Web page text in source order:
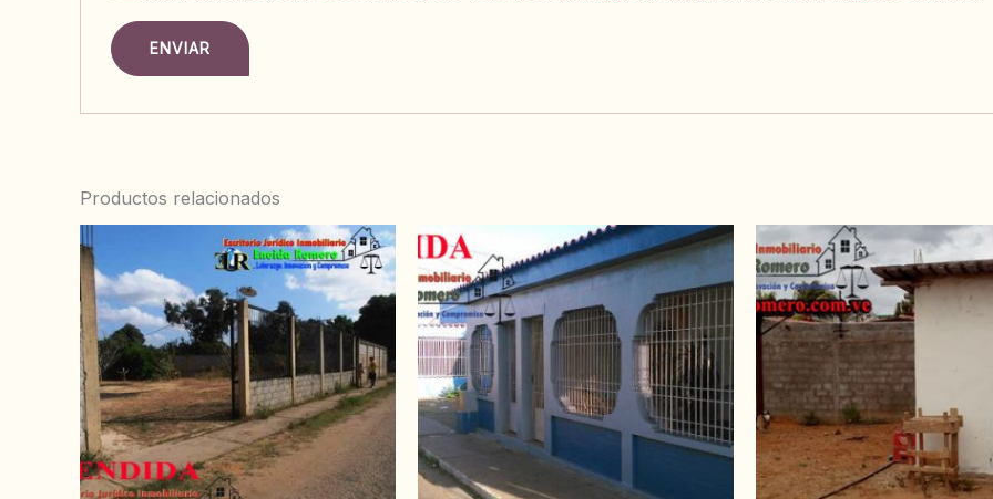
Productos relacionados